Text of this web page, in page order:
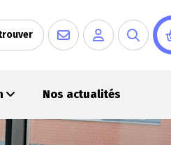
Nos actualités